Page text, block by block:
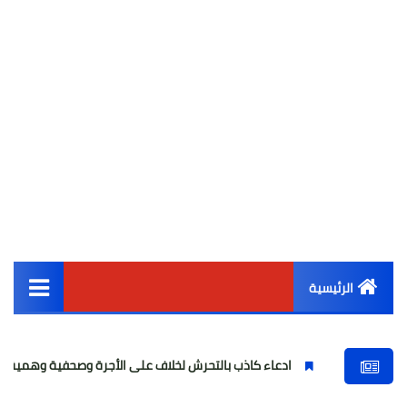
الرئيسية
أخبار مصر
ادعاء كاذب بالتحرش لخلاف على الأجرة وصحفية وهمية